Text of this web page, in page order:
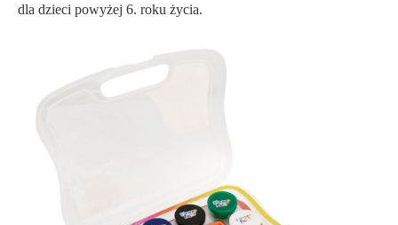
dla dzieci powyżej 6. roku życia.